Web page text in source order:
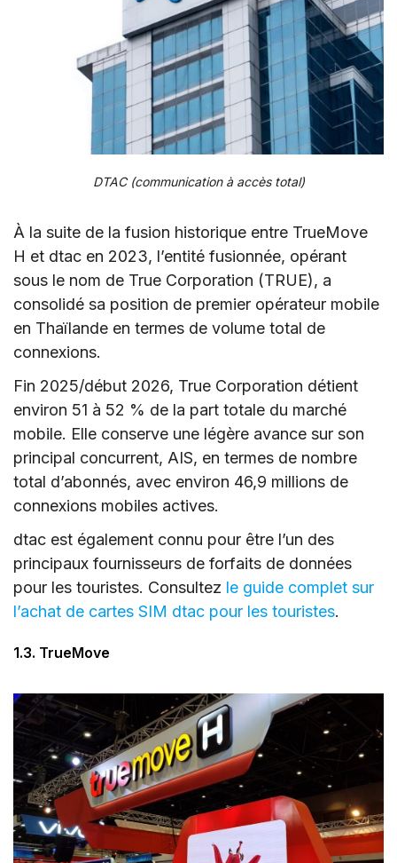
DTAC (communication à accès total)
À la suite de la fusion historique entre TrueMove
H et dtac en 2023, l’entité fusionnée, opérant
sous le nom de True Corporation (TRUE), a
consolidé sa position de premier opérateur mobile
en Thaïlande en termes de volume total de
connexions.
Fin 2025/début 2026, True Corporation détient
environ 51 à 52 % de la part totale du marché
mobile. Elle conserve une légère avance sur son
principal concurrent, AIS, en termes de nombre
total d’abonnés, avec environ 46,9 millions de
connexions mobiles actives.
dtac est également connu pour être l’un des
principaux fournisseurs de forfaits de données
pour les touristes. Consultez le guide complet sur
l’achat de cartes SIM dtac pour les touristes.
1.3. TrueMove